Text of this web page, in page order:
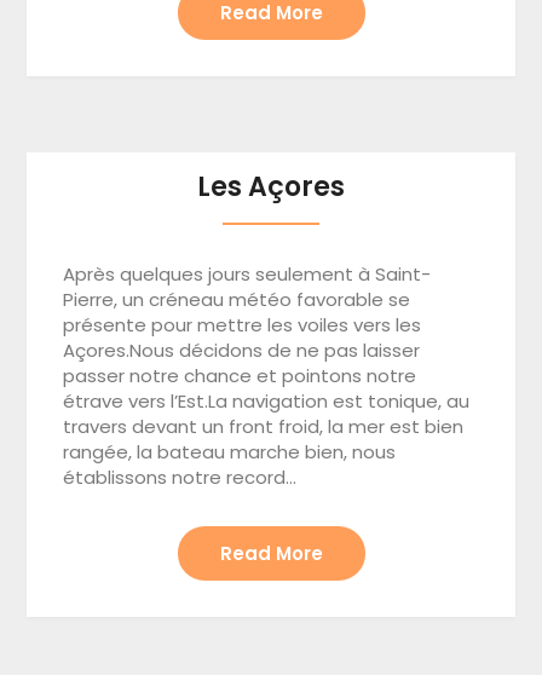
Read More
Les Açores
Après quelques jours seulement à Saint-
Pierre, un créneau météo favorable se
présente pour mettre les voiles vers les
Açores.Nous décidons de ne pas laisser
passer notre chance et pointons notre
étrave vers l’Est.La navigation est tonique, au
travers devant un front froid, la mer est bien
rangée, la bateau marche bien, nous
établissons notre record…
Read More